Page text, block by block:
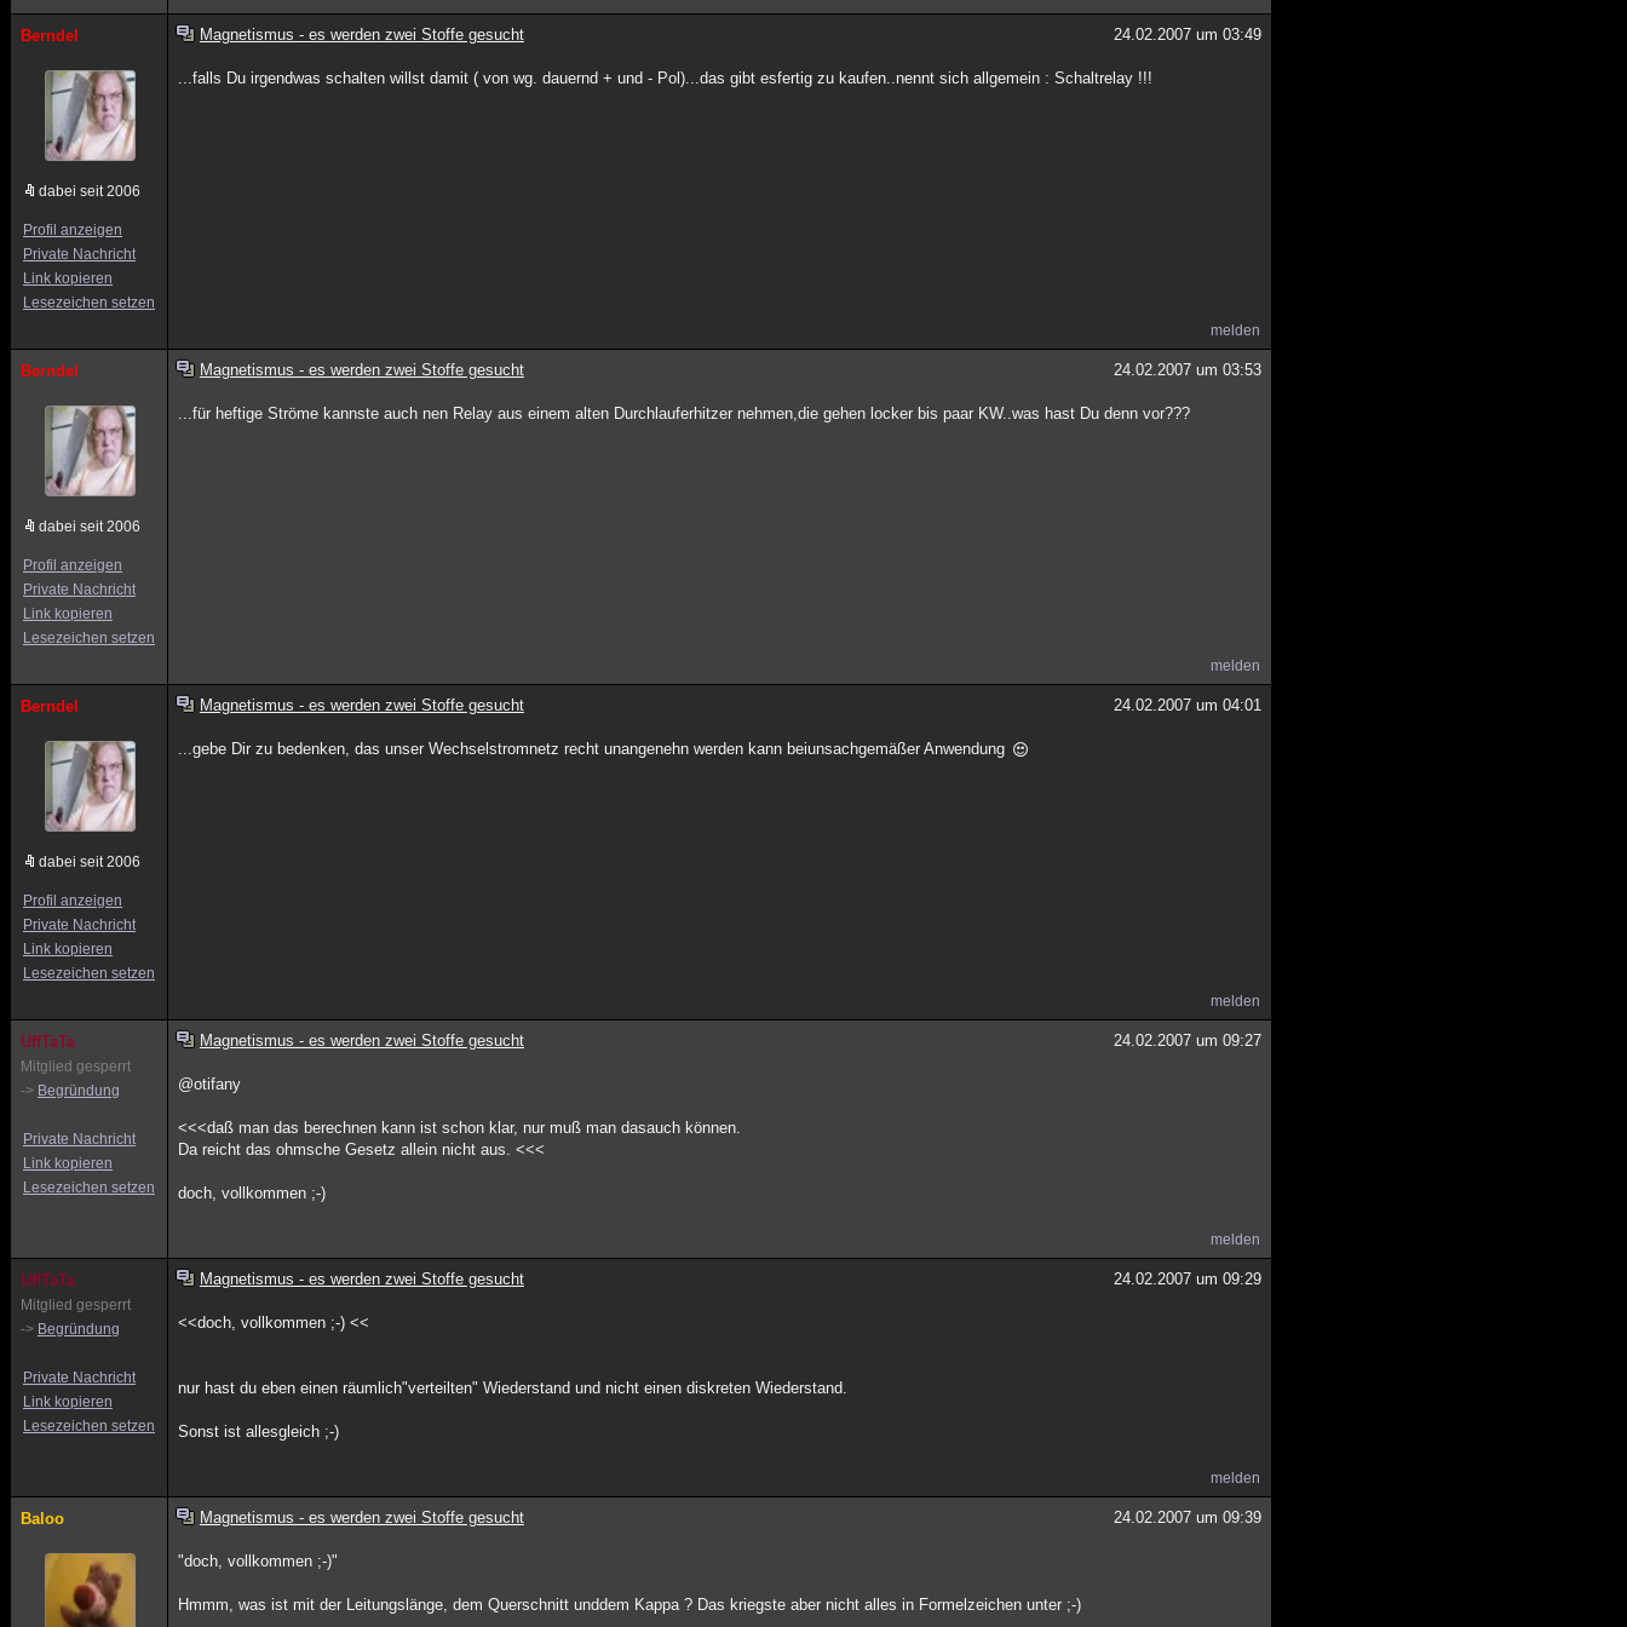
Berndel
dabei seit 2006
Profil anzeigen
Private Nachricht
Link kopieren
Lesezeichen setzen
Magnetismus - es werden zwei Stoffe gesucht 24.02.2007 um 03:49
...falls Du irgendwas schalten willst damit ( von wg. dauernd + und - Pol)...das gibt esfertig zu kaufen..nennt sich allgemein : Schaltrelay !!!
melden
Berndel
dabei seit 2006
Profil anzeigen
Private Nachricht
Link kopieren
Lesezeichen setzen
Magnetismus - es werden zwei Stoffe gesucht 24.02.2007 um 03:53
...für heftige Ströme kannste auch nen Relay aus einem alten Durchlauferhitzer nehmen,die gehen locker bis paar KW..was hast Du denn vor???
melden
Berndel
dabei seit 2006
Profil anzeigen
Private Nachricht
Link kopieren
Lesezeichen setzen
Magnetismus - es werden zwei Stoffe gesucht 24.02.2007 um 04:01
...gebe Dir zu bedenken, das unser Wechselstromnetz recht unangenehn werden kann beiunsachgemäßer Anwendung
melden
UffTaTa
Mitglied gesperrt
-> Begründung
Private Nachricht
Link kopieren
Lesezeichen setzen
Magnetismus - es werden zwei Stoffe gesucht 24.02.2007 um 09:27
@otifany
<<<daß man das berechnen kann ist schon klar, nur muß man dasauch können.
Da reicht das ohmsche Gesetz allein nicht aus. <<<
doch, vollkommen ;-)
melden
UffTaTa
Mitglied gesperrt
-> Begründung
Private Nachricht
Link kopieren
Lesezeichen setzen
Magnetismus - es werden zwei Stoffe gesucht 24.02.2007 um 09:29
<<doch, vollkommen ;-) <<
nur hast du eben einen räumlich"verteilten" Wiederstand und nicht einen diskreten Wiederstand.
Sonst ist allesgleich ;-)
melden
Baloo Magnetismus - es werden zwei Stoffe gesucht 24.02.2007 um 09:39
"doch, vollkommen ;-)"
Hmmm, was ist mit der Leitungslänge, dem Querschnitt unddem Kappa ? Das kriegste aber nicht alles in Formelzeichen unter ;-)